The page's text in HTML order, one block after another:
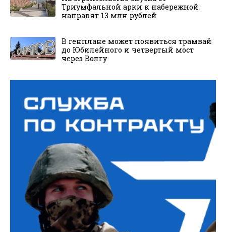
Триумфальной арки к набережной
направят 13 млн рублей
В генплане может появиться трамвай
до Юбилейного и четвертый мост
через Волгу